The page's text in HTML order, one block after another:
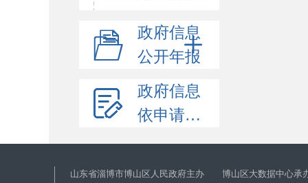
政府信息
公开年报
政府信息
依申请公开
山东省淄博市博山区人民政府主办 博山区大数据中心承